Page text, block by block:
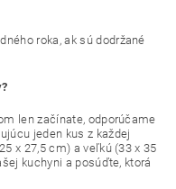
roka, ak sú dodržané
len začínate, odporúčame
jeden kus z každej
x 27,5 cm) a veľkú (33 x 35
kuchyni a posúďte, ktorá